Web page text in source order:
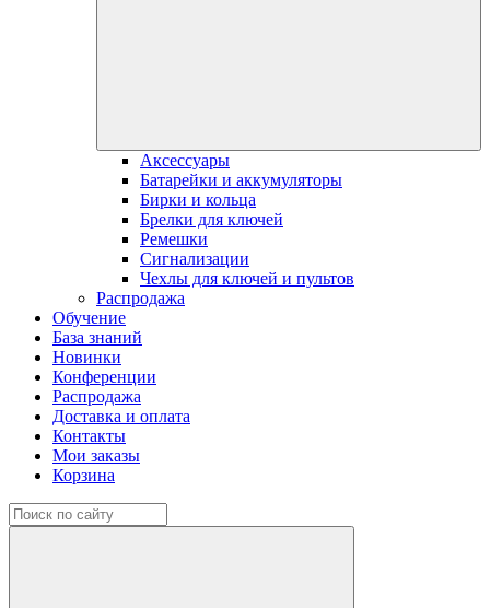
Аксессуары
Батарейки и аккумуляторы
Бирки и кольца
Брелки для ключей
Ремешки
Сигнализации
Чехлы для ключей и пультов
Распродажа
Обучение
База знаний
Новинки
Конференции
Распродажа
Доставка и оплата
Контакты
Мои заказы
Корзина